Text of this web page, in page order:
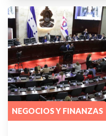
NEGOCIOS Y FINANZAS